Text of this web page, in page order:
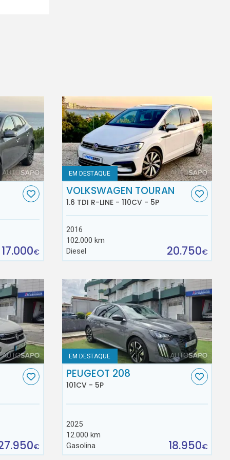
17.000€
EM DESTAQUE
VOLKSWAGEN TOURAN
1.6 TDI R-LINE - 110CV - 5P
2016
102.000 km
Diesel
20.750€
€
EM DESTAQUE
PEUGEOT 208
101CV - 5P
2025
12.000 km
Gasolina
18.950€